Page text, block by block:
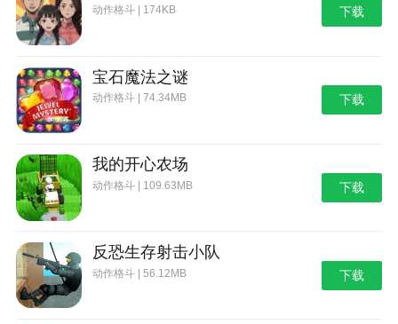
动作格斗 | 174KB 下载
宝石魔法之谜
动作格斗 | 74.34MB 下载
我的开心农场
动作格斗 | 109.63MB 下载
反恐生存射击小队
动作格斗 | 56.12MB 下载